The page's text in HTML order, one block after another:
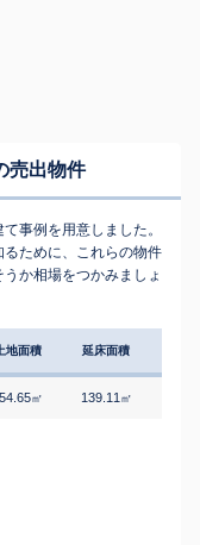
売出物件
事例を用意しました。
ために、これらの物件
か相場をつかみましょ
地面積 延床面積
㎡ 139.11 ㎡